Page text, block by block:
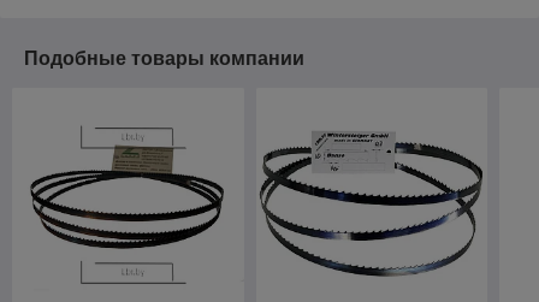
Подобные товары компании